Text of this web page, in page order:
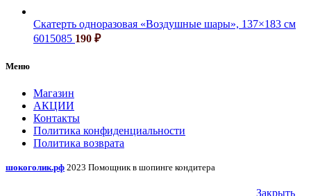
Скатерть одноразовая «Воздушные шары», 137×183 см
6015085 190 ₽
Меню
Магазин
АКЦИИ
Контакты
Политика конфиденциальности
Политика возврата
шокоголик.рф 2023 Помощник в шопинге кондитера
Закрыть